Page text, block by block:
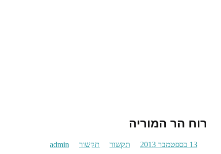
רוח הר המוריה
13 בספטמבר 2013 תקשור תקשור
admin